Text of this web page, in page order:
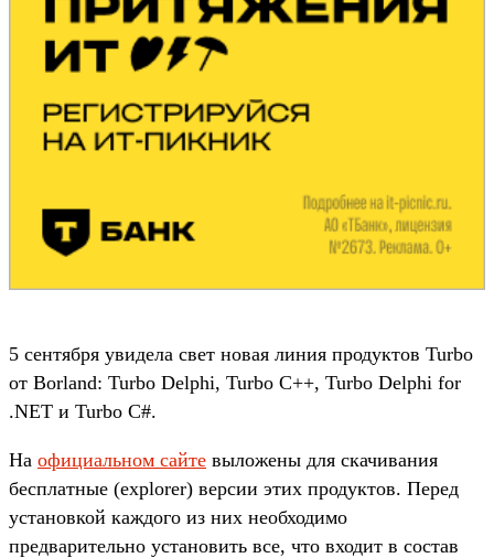
5 сентября увидела свет новая линия продуктов Turbo
от Borland: Turbo Delphi, Turbo C++, Turbo Delphi for
.NET и Turbo C#.
На официальном сайте выложены для скачивания
бесплатные (explorer) версии этих продуктов. Перед
установкой каждого из них необходимо
предварительно установить все, что входит в состав